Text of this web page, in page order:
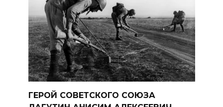
ГЕРОЙ СОВЕТСКОГО СОЮЗА